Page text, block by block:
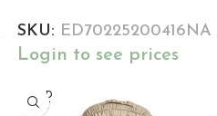
SKU: ED70225200416NA
Login to see prices
SOLD
OUT